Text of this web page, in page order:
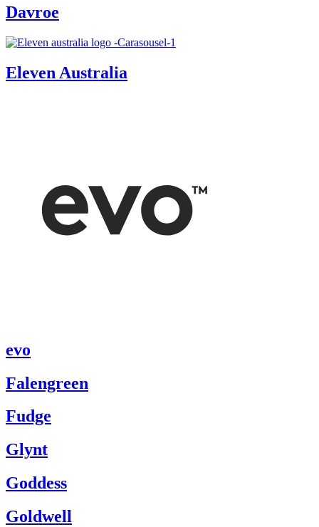
Davroe
Eleven Australia
evo
Falengreen
Fudge
Glynt
Goddess
Goldwell